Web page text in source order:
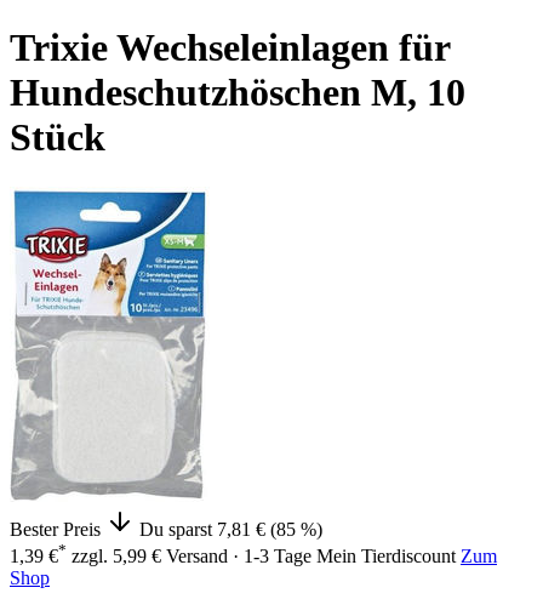
Trixie Wechseleinlagen für
Hundeschutzhöschen M, 10
Stück
Bester Preis
Du sparst 7,81 € (85 %)
1,39 €* zzgl. 5,99 € Versand · 1-3 Tage Mein Tierdiscount Zum
Shop